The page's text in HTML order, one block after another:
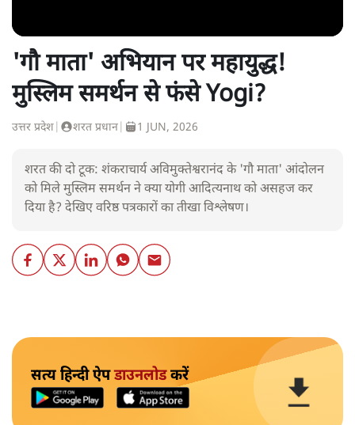
'गौ माता' अभियान पर महायुद्ध!
मुस्लिम समर्थन से फंसे Yogi?
उत्तर प्रदेश शरत प्रधान 1 JUN, 2026
शरत की दो टूक: शंकराचार्य अविमुक्तेश्वरानंद के 'गौ माता' आंदोलन
को मिले मुस्लिम समर्थन ने क्या योगी आदित्यनाथ को असहज कर
दिया है? देखिए वरिष्ठ पत्रकारों का तीखा विश्लेषण।
सत्य हिन्दी ऐपडाउनलोडकरें